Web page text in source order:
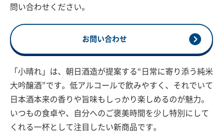
問い合わせください。
お問い合わせ
「小晴れ」は、朝日酒造が提案する“日常に寄り添う純米
大吟醸酒”です。低アルコールで飲みやすく、それでいて
日本酒本来の香りや旨味もしっかり楽しめるのが魅力。
いつもの食卓や、自分へのご褒美時間を少し特別にして
くれる一杯として注目したい新商品です。